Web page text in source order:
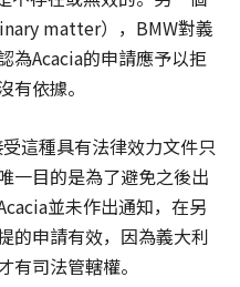
matter），BMW對義
為Acacia的申請應予以拒
依據。
這種具有法律效力文件只
一目的是為了避免之後出
並未作出通知，在另
的申請有效，因為義大利
有司法管轄權。